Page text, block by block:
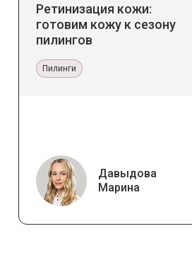
Ретинизация кожи:
готовим кожу к сезону
пилингов
Пилинги
Давыдова
Марина